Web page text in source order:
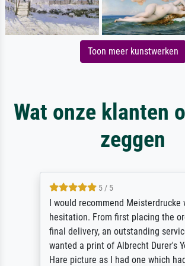
Toon meer kunstwerken
Wat onze klanten
zeggen
5 / 5
I would recommend Meisterdrucke
hesitation. From first placing the
final delivery, an outstanding
wanted a print of Albrecht Durer's
Hare picture as I had one which